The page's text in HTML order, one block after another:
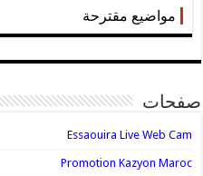
مواضيع مقترحة
صفحات
Essaouira Live Web Cam
Promotion Kazyon Maroc